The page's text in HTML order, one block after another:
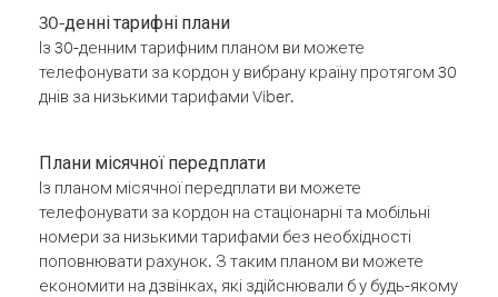
30-денні тарифні плани
Із 30-денним тарифним планом ви можете
телефонувати за кордон у вибрану країну протягом 30
днів за низькими тарифами Viber.
Плани місячної передплати
Із планом місячної передплати ви можете
телефонувати за кордон на стаціонарні та мобільні
номери за низькими тарифами без необхідності
поповнювати рахунок. З таким планом ви можете
економити на дзвінках, які здійснювали б у будь-якому